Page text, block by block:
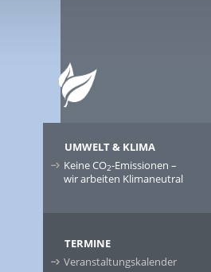
UMWELT & KLIMA
Keine CO2-Emissionen –
wir arbeiten Klimaneutral
TERMINE
Veranstaltungskalender